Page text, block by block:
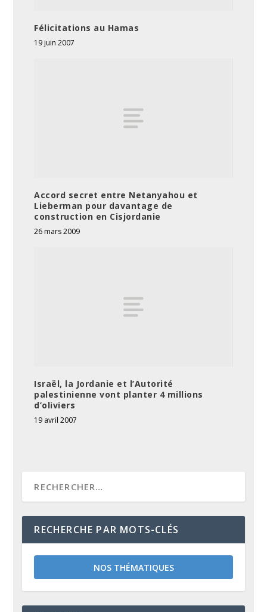
Félicitations au Hamas
19 juin 2007
Accord secret entre Netanyahou et
Lieberman pour davantage de
construction en Cisjordanie
26 mars 2009
Israël, la Jordanie et l’Autorité
palestinienne vont planter 4 millions
d’oliviers
19 avril 2007
RECHERCHE PAR MOTS-CLÉS
NOS THÉMATIQUES